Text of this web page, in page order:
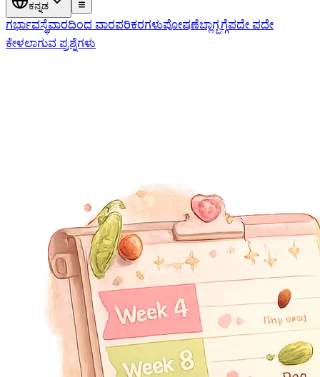
ಕನ್ನಡ
ಗರ್ಭಾವಸ್ಥೆವಾರದಿಂದ ವಾರಪರಿಕರಗಳುಪೋಷಣೆಬ್ಲಾಗ್ ಬಗ್ಗೆಪದೇ ಪದೇ
ಕೇಳಲಾಗುವ ಪ್ರಶ್ನೆಗಳು